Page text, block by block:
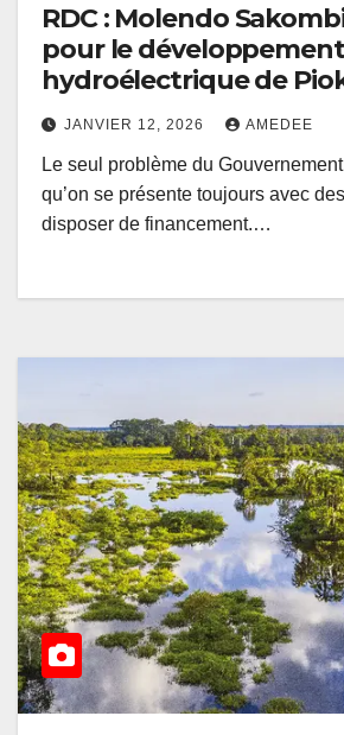
RDC : Molendo
pour le
hydroélectrique de
d’une capacité de 6.450
JANVIER 12, 2026 AMEDEE
Le seul problème du
qu’on se présente toujours avec
disposer de financement.…